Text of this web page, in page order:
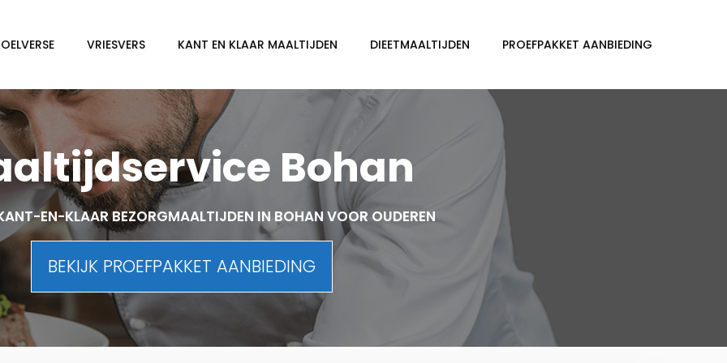
VRIESVERS KANT EN KLAAR MAALTIJDEN DIEETMAALTIJDEN PROEFPAKKET AANBIEDING
Bohan
EN-KLAAR BEZORGMAALTIJDEN IN BOHAN VOOR OUDEREN
BEKIJK PROEFPAKKET AANBIEDING